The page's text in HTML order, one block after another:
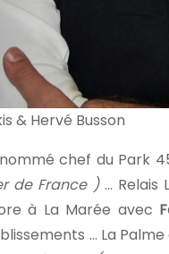
& Hervé Busson
chef du Park
de France )… Relais
à La Marée avec
… La Palme